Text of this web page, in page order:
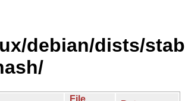
debian/dists/
File